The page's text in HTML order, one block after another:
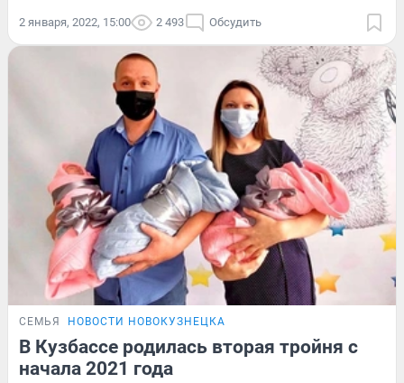
2 января, 2022, 15:00 2 493 Обсудить
СЕМЬЯ НОВОСТИ НОВОКУЗНЕЦКА
В Кузбассе родилась вторая тройня с
начала 2021 года